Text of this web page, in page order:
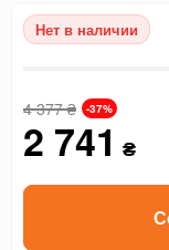
Нет в наличии
4 377₴ -37%
2 741 ₴